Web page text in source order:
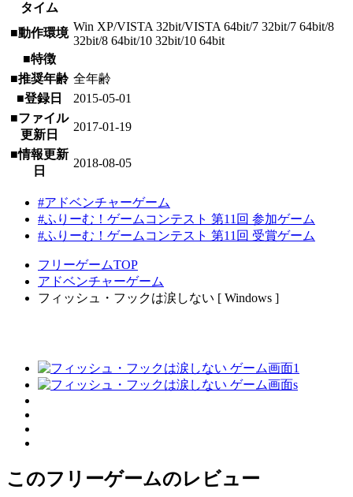
タイム
■動作環境 Win XP/VISTA 32bit/VISTA 64bit/7 32bit/7 64bit/8
32bit/8 64bit/10 32bit/10 64bit
■特徴
■推奨年齢 全年齢
■登録日
2015-05-01
■ファイル
更新日
2017-01-19
■情報更新
日
2018-08-05
#アドベンチャーゲーム
#ふりーむ！ゲームコンテスト 第11回 参加ゲーム
#ふりーむ！ゲームコンテスト 第11回 受賞ゲーム
フリーゲームTOP
アドベンチャーゲーム
フィッシュ・フックは涙しない [ Windows ]
このフリーゲームのレビュー